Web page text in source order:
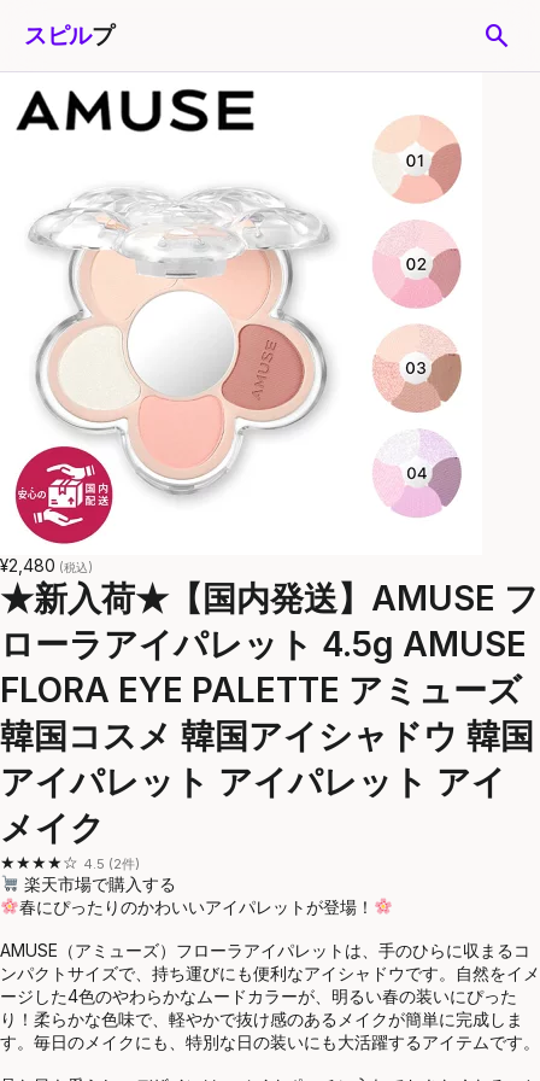
スピルプ search
¥2,480 (税込)
★新入荷★【国内発送】AMUSE フ
ローラアイパレット 4.5g AMUSE
FLORA EYE PALETTE アミューズ
韓国コスメ 韓国アイシャドウ 韓国
アイパレット アイパレット アイ
メイク
★★★★☆ 4.5 (2件)
楽天市場で購入する
春にぴったりのかわいいアイパレットが登場！
AMUSE（アミューズ）フローラアイパレットは、手のひらに収まるコ
ンパクトサイズで、持ち運びにも便利なアイシャドウです。自然をイメ
ージした4色のやわらかなムードカラーが、明るい春の装いにぴった
り！柔らかな色味で、軽やかで抜け感のあるメイクが簡単に完成しま
す。毎日のメイクにも、特別な日の装いにも大活躍するアイテムです。